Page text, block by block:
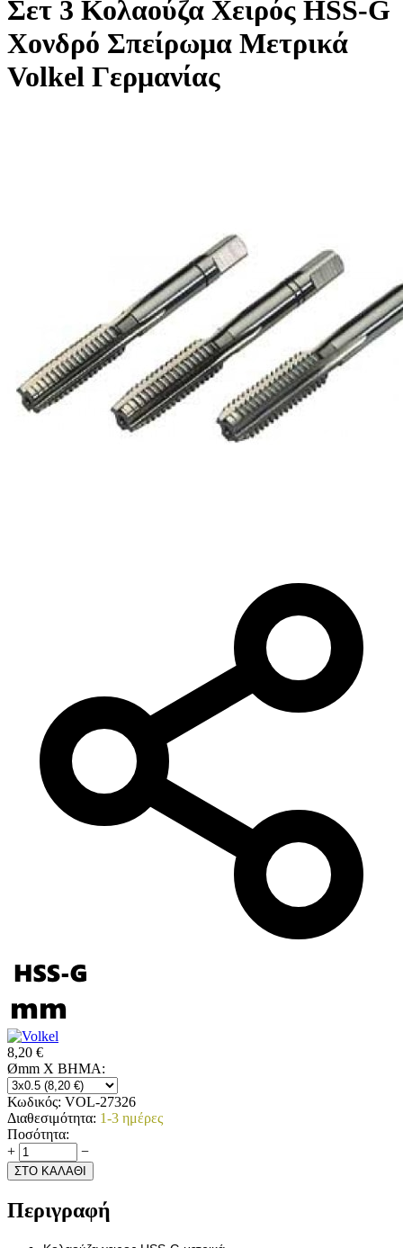
Σετ 3 Κολαούζα Χειρός HSS-G
Χονδρό Σπείρωμα Μετρικά
Volkel Γερμανίας
8,20 €
Ømm X ΒΗΜΑ:
Κωδικός: VOL-27326
Διαθεσιμότητα: 1-3 ημέρες
Ποσότητα:
+
−
ΣΤΟ ΚΑΛΑΘΙ
Περιγραφή